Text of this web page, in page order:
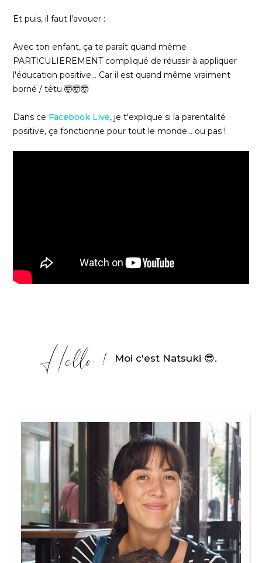
Et puis, il faut l'avouer :
Avec ton enfant, ça te paraît quand même
PARTICULIEREMENT compliqué de réussir à appliquer
l'éducation positive... Car il est quand même vraiment
borné / têtu 🤯🤯🤯
Dans ce Facebook Live, je t'explique si la parentalité
positive, ça fonctionne pour tout le monde... ou pas !
Hello ! Moi c'est Natsuki 😎.